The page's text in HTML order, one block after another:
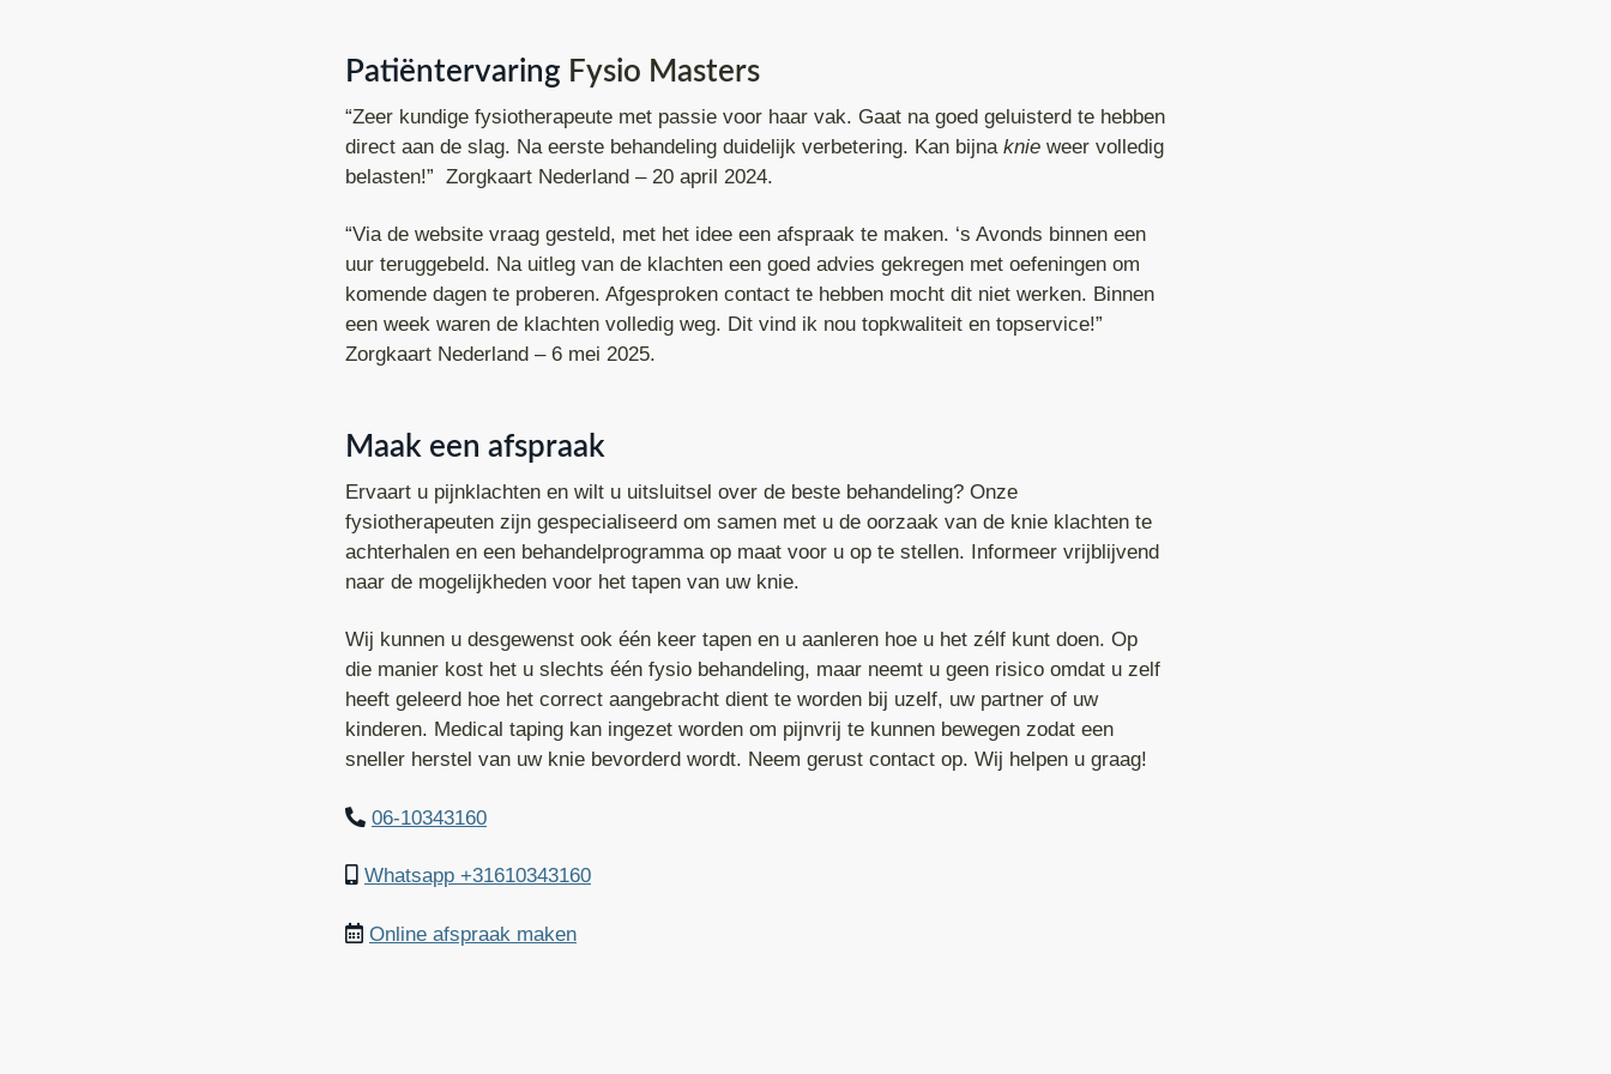
Patiëntervaring Fysio Masters
“Zeer kundige fysiotherapeute met passie voor haar vak. Gaat na goed geluisterd te hebben
direct aan de slag. Na eerste behandeling duidelijk verbetering. Kan bijna knie weer volledig
belasten!” Zorgkaart Nederland – 20 april 2024.
“Via de website vraag gesteld, met het idee een afspraak te maken. ‘s Avonds binnen een
uur teruggebeld. Na uitleg van de klachten een goed advies gekregen met oefeningen om
komende dagen te proberen. Afgesproken contact te hebben mocht dit niet werken. Binnen
een week waren de klachten volledig weg. Dit vind ik nou topkwaliteit en topservice!”
Zorgkaart Nederland – 6 mei 2025.
Maak een afspraak
Ervaart u pijnklachten en wilt u uitsluitsel over de beste behandeling? Onze
fysiotherapeuten zijn gespecialiseerd om samen met u de oorzaak van de knie klachten te
achterhalen en een behandelprogramma op maat voor u op te stellen. Informeer vrijblijvend
naar de mogelijkheden voor het tapen van uw knie.
Wij kunnen u desgewenst ook één keer tapen en u aanleren hoe u het zélf kunt doen. Op
die manier kost het u slechts één fysio behandeling, maar neemt u geen risico omdat u zelf
heeft geleerd hoe het correct aangebracht dient te worden bij uzelf, uw partner of uw
kinderen. Medical taping kan ingezet worden om pijnvrij te kunnen bewegen zodat een
sneller herstel van uw knie bevorderd wordt. Neem gerust contact op. Wij helpen u graag!
06-10343160
Whatsapp +31610343160
Online afspraak maken